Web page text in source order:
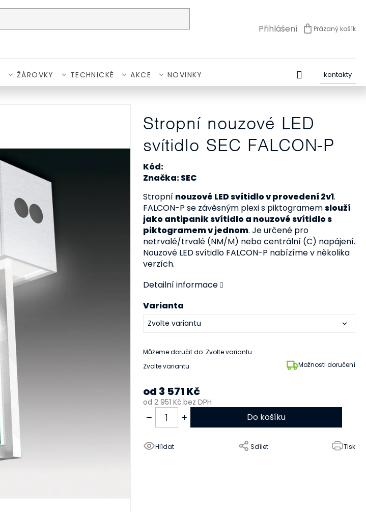
Přihlášení NÁKUPNÍ
Prázdný košík
ŽÁROVKY TECHNICKÉ AKCE NOVINKY kontakty
Stropní nouzové LED
svítidlo SEC FALCON-P
Kód:
Značka: SEC
Zvolte variantu Možnosti doručení
Varianta
Můžeme doručit do: Zvolte variantu
Stropní nouzové LED svítidlo v provedení 2v1.
FALCON-P se závěsným plexi s piktogramemslouží
jako antipanik svítidlo a nouzové svítidlo s
piktogramem v jednom. Je určené pro
netrvalé/trvalé (NM/M) nebo centrální (C) napájení.
Nouzové LED svítidlo FALCON-P nabízíme v několika
verzích.
Detailní informace
Tisk
Hlídat Sdílet
od 3 571 Kč
od 2 951 Kčbez DPH
Do košíku